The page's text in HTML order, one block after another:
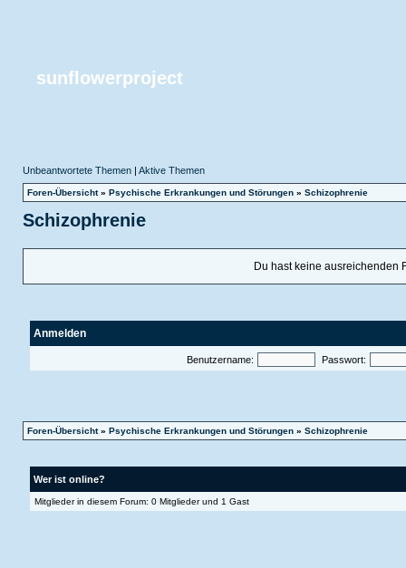
sunflowerproject
Unbeantwortete Themen| Aktive Themen
Foren-Übersicht» Psychische Erkrankungen und Störungen» Schizophrenie
Schizophrenie
Du hast keine ausreichenden
Anmelden
Benutzername: Passwort:
Foren-Übersicht» Psychische Erkrankungen und Störungen» Schizophrenie
Wer ist online?
Mitglieder in diesem Forum: 0 Mitglieder und 1 Gast